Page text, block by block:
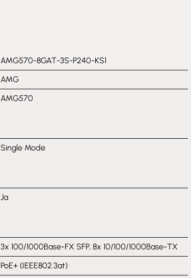
AMG570-8GAT-3S-P240-KS1
AMG
AMG570
Single Mode
Ja
3x 100/1000Base-FX SFP, 8x 10/100/1000Base-TX
PoE+ (IEEE802.3at)